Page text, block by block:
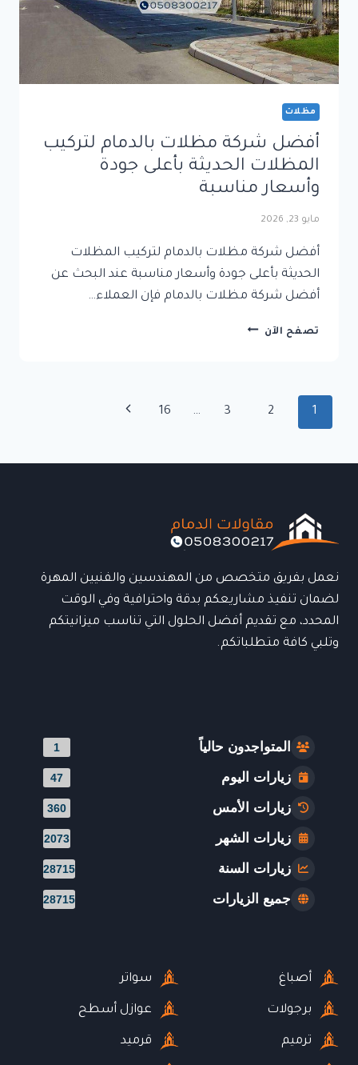
مظلات
أفضل شركة مظلات بالدمام لتركيب
المظلات الحديثة بأعلى جودة
وأسعار مناسبة
مايو 23, 2026
أفضل شركة مظلات بالدمام لتركيب المظلات
الحديثة بأعلى جودة وأسعار مناسبة عند البحث عن
أفضل شركة مظلات بالدمام فإن العملاء…
تصفح الآن أفضل
المظلات
جودة
تنقل
الصفحة
1
2
3
…
16 الصفحة
نعمل بفريق متخصص من المهندسين والفنيين المهرة
لضمان تنفيذ مشاريعكم بدقة واحترافية وفي الوقت
المحدد، مع تقديم أفضل الحلول التي تناسب ميزانيتكم
وتلبي كافة متطلباتكم.
المتواجدون حالياً 1
زيارات اليوم 47
زيارات الأمس 360
زيارات الشهر 2073
زيارات السنة 28715
جميع الزيارات 28715
أصباغ
برجولات
ترميم
سواتر
عوازل أسطح
قرميد